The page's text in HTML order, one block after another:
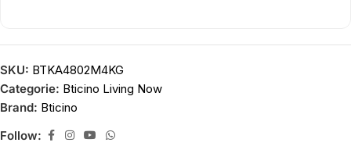
SKU: BTKA4802M4KG
Categorie: Bticino Living Now
Brand: Bticino
Follow: